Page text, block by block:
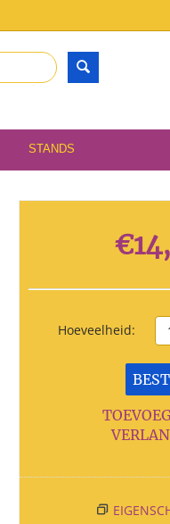
STANDS
€
Hoeveelheid: